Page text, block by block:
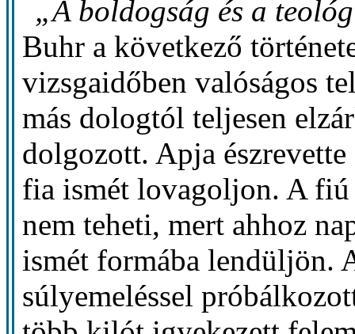
„A boldogság és a
Buhr a következő
vizsgaidőben valóságos
más dologtól teljesen
dolgozott. Apja
fia ismét lovagoljon. A fiú
nem teheti, mert ahhoz
ismét formába lendüljön.
súlyemeléssel